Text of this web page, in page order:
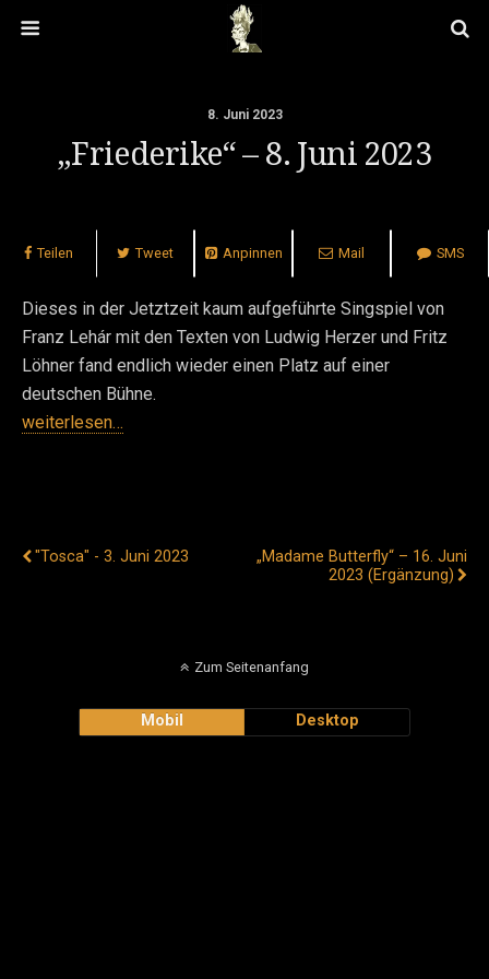
8. Juni 2023
„Friederike“ – 8. Juni 2023
Teilen Tweet Anpinnen Mail SMS
Dieses in der Jetztzeit kaum aufgeführte Singspiel von
Franz Lehár mit den Texten von Ludwig Herzer und Fritz
Löhner fand endlich wieder einen Platz auf einer
deutschen Bühne.
weiterlesen…
"Tosca" - 3. Juni 2023
„Madame Butterfly“ – 16. Juni
2023 (Ergänzung)
Zum Seitenanfang
Mobil Desktop